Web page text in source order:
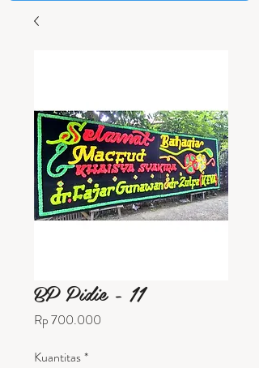
BP Pidie - 11
Rp 700.000
Kuantitas*